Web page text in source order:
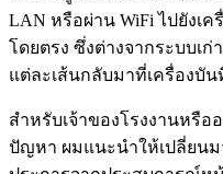
LAN หรือผ่าน WiFi ไปยังเค
โดยตรง ซึ่งต่างจากระบบเ
แต่ละเส้นกลับมาที่เครื่องบัน
สำหรับเจ้าของโรงงานหรื
ปัญหา ผมแนะนำให้เปลี่ยนม